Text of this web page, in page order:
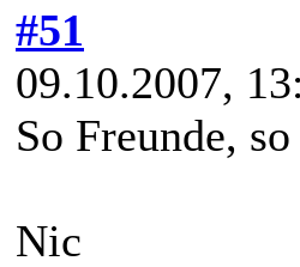
#51
09.10.2007,
So Freunde, so
Nic